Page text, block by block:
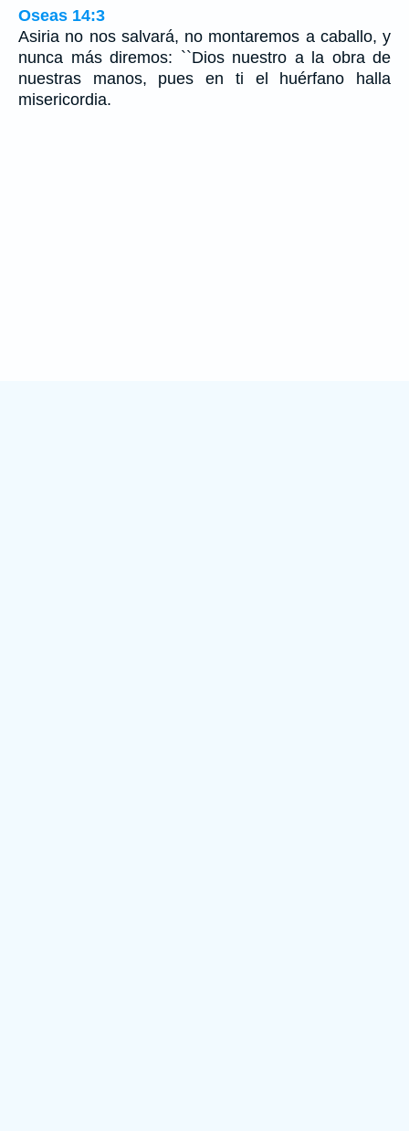
Oseas 14:3
Asiria no nos salvará, no montaremos a caballo, y
nunca más diremos: ``Dios nuestro a la obra de
nuestras manos, pues en ti el huérfano halla
misericordia.